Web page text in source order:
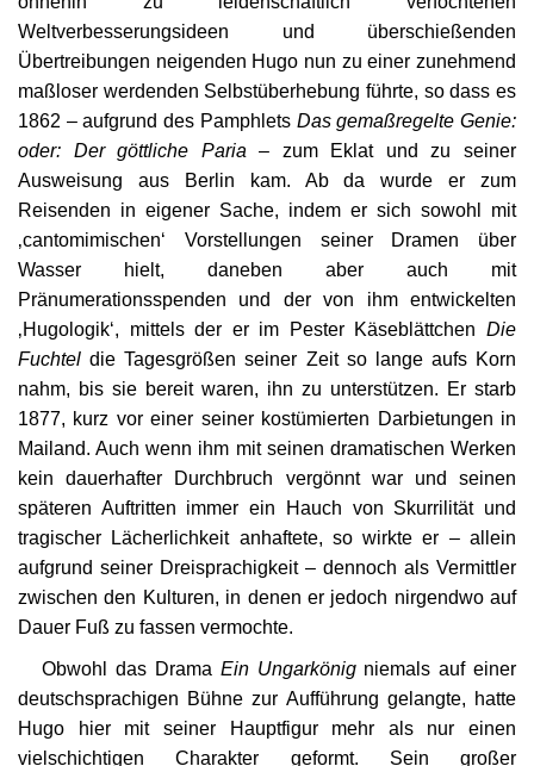
Weltverbesserungsideen und überschießenden
Übertreibungen neigenden Hugo nun zu einer zunehmend
maßloser werdenden Selbstüberhebung führte, so dass es
1862 – aufgrund des Pamphlets Das gemaßregelte Genie:
oder: Der göttliche Paria– zum Eklat und zu seiner
Ausweisung aus Berlin kam. Ab da wurde er zum
Reisenden in eigener Sache, indem er sich sowohl mit
‚cantomimischen‘ Vorstellungen seiner Dramen über
Wasser hielt, daneben aber auch mit
Pränumerationsspenden und der von ihm entwickelten
‚Hugologik‘, mittels der er im Pester Käseblättchen Die
Fuchtel die Tagesgrößen seiner Zeit so lange aufs Korn
nahm, bis sie bereit waren, ihn zu unterstützen. Er starb
1877, kurz vor einer seiner kostümierten Darbietungen in
Mailand. Auch wenn ihm mit seinen dramatischen Werken
kein dauerhafter Durchbruch vergönnt war und seinen
späteren Auftritten immer ein Hauch von Skurrilität und
tragischer Lächerlichkeit anhaftete, so wirkte er – allein
aufgrund seiner Dreisprachigkeit – dennoch als Vermittler
zwischen den Kulturen, in denen er jedoch nirgendwo auf
Dauer Fuß zu fassen vermochte.
Obwohl das Drama Ein Ungarkönigniemals auf einer
deutschsprachigen Bühne zur Aufführung gelangte, hatte
Hugo hier mit seiner Hauptfigur mehr als nur einen
vielschichtigen Charakter geformt. Sein großer